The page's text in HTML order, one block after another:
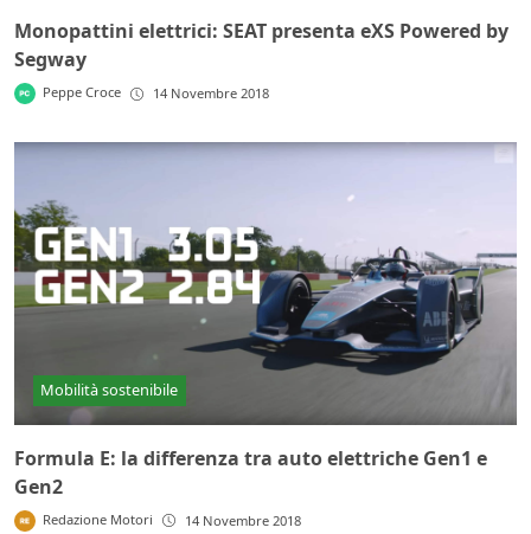
Monopattini elettrici: SEAT presenta eXS Powered by
Segway
Peppe Croce 14 Novembre 2018
Mobilità sostenibile
Formula E: la differenza tra auto elettriche Gen1 e
Gen2
Redazione Motori 14 Novembre 2018